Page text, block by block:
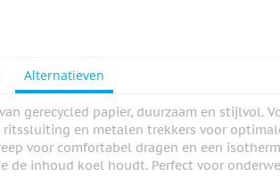
Alternatieven
gerecycled papier, duurzaam en stijlvol.
en metalen trekkers voor
voor comfortabel dragen en een
de inhoud koel houdt. Perfect voor